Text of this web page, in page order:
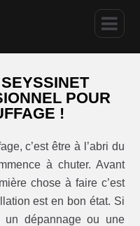
POUR
!
c’est être à l’abri du
à chuter. Avant
chose à faire c’est
est en bon état. Si
un dépannage ou une